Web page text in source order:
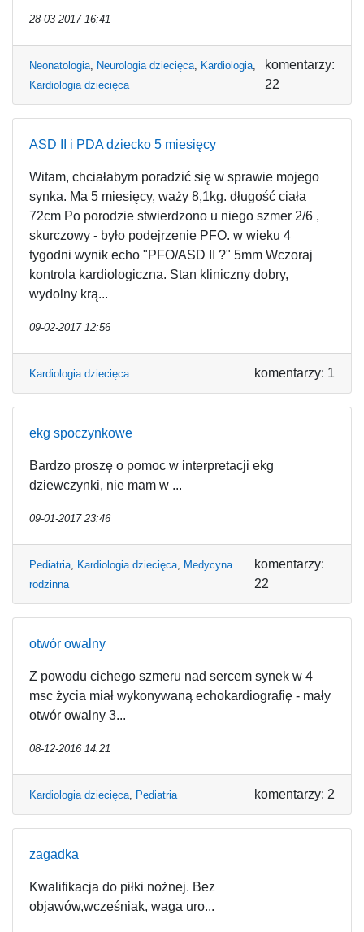
28-03-2017 16:41
Neonatologia, Neurologia dziecięca, Kardiologia,
Kardiologia dziecięca
komentarzy:
22
ASD II i PDA dziecko 5 miesięcy
Witam, chciałabym poradzić się w sprawie mojego
synka. Ma 5 miesięcy, waży 8,1kg. długość ciała
72cm Po porodzie stwierdzono u niego szmer 2/6 ,
skurczowy - było podejrzenie PFO. w wieku 4
tygodni wynik echo "PFO/ASD II ?" 5mm Wczoraj
kontrola kardiologiczna. Stan kliniczny dobry,
wydolny krą...
09-02-2017 12:56
Kardiologia dziecięca komentarzy: 1
ekg spoczynkowe
Bardzo proszę o pomoc w interpretacji ekg
dziewczynki, nie mam w ...
09-01-2017 23:46
Pediatria, Kardiologia dziecięca, Medycyna
rodzinna
komentarzy:
22
otwór owalny
Z powodu cichego szmeru nad sercem synek w 4
msc życia miał wykonywaną echokardiografię - mały
otwór owalny 3...
08-12-2016 14:21
Kardiologia dziecięca, Pediatria komentarzy: 2
zagadka
Kwalifikacja do piłki nożnej. Bez
objawów,wcześniak, waga uro...